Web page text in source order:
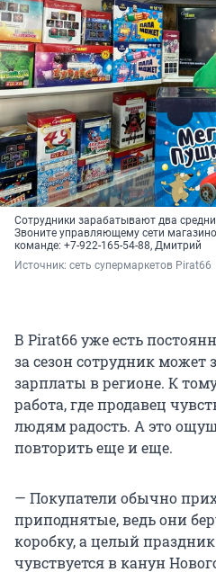
Сотрудники зарабатывают два
Звоните управляющему сети
команде: +7-922-165-54-88, Дмитрий
Источник: сеть супермаркетов Pirat66
В Pirat66 уже есть
за сезон сотрудник может
зарплаты в регионе. К
работа, где продавец
людям радость. А это
повторить еще и еще.
— Покупатели обычно
приподнятые, ведь они
коробку, а целый
чувствуется в канун